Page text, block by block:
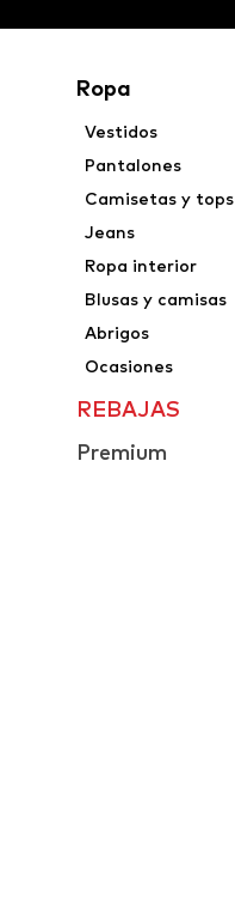
Ropa
Vestidos
Pantalones
Camisetas y tops
Jeans
Ropa interior
Blusas y camisas
Abrigos
Ocasiones
REBAJAS
Premium